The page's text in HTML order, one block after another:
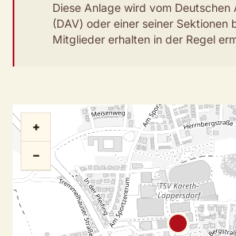
Diese Anlage wird vom Deutschen
(DAV) oder einer seiner Sektionen
Mitglieder erhalten in der Regel
+
−